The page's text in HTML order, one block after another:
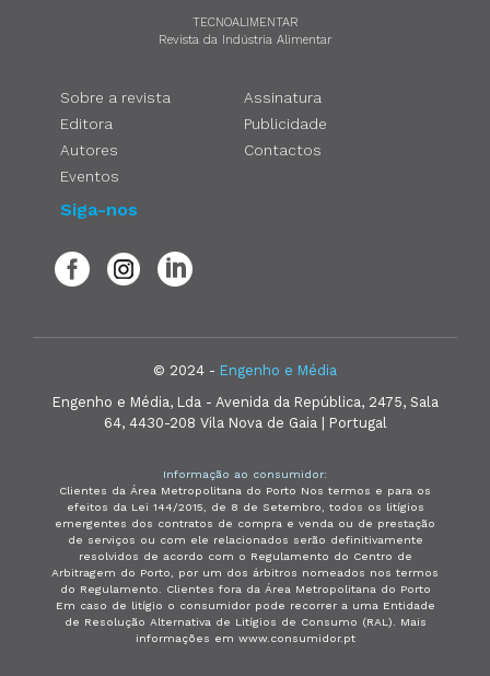
TECNOALIMENTAR
Revista da Indústria Alimentar
Sobre a revista
Editora
Autores
Eventos
Assinatura
Publicidade
Contactos
Siga-nos
© 2024 - Engenho e Média
Engenho e Média, Lda - Avenida da República, 2475, Sala
64, 4430-208 Vila Nova de Gaia | Portugal
Informação ao consumidor:
Clientes da Área Metropolitana do Porto Nos termos e para os
efeitos da Lei 144/2015, de 8 de Setembro, todos os litígios
emergentes dos contratos de compra e venda ou de prestação
de serviços ou com ele relacionados serão definitivamente
resolvidos de acordo com o Regulamento do Centro de
Arbitragem do Porto, por um dos árbitros nomeados nos termos
do Regulamento. Clientes fora da Área Metropolitana do Porto
Em caso de litígio o consumidor pode recorrer a uma Entidade
de Resolução Alternativa de Litígios de Consumo (RAL). Mais
informações em www.consumidor.pt